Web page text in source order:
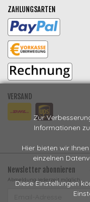
Zur
Informationen
Hier bieten wir
einzelnen
Diese Einstellungen
ZAHLUNGSARTEN
VERSAND
Newsletter abonnieren
Abmeldung jederzeit möglich